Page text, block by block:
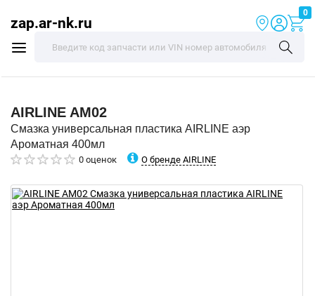
zap.ar-nk.ru
0
AIRLINE AM02
Смазка универсальная пластика AIRLINE аэр
Ароматная 400мл
0 оценок О бренде AIRLINE